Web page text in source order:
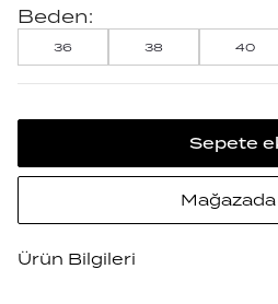
Beden:
36 38 40
Sepete
Mağazada
Ürün Bilgileri